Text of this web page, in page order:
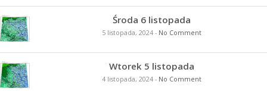
Środa 6 listopada
5 listopada, 2024- No Comment
Wtorek 5 listopada
4 listopada, 2024- No Comment